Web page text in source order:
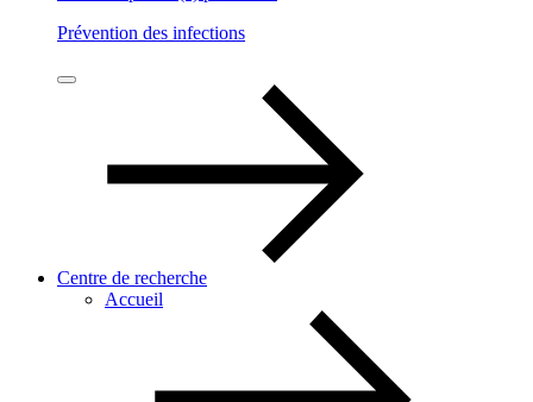
Prévention des infections
Centre de recherche
Accueil